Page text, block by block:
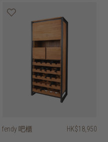
fendy 吧櫃 HK$18,950